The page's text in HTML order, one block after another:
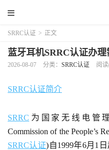
SRRC认证 > 正文
蓝牙耳机SRRC认证办理
2026-08-07 分类： SRRC认证 阅
SRRC认证简介
SRRC 为国家无线电管理
Commission of the People’s
SRRC认证)自1999年6月1